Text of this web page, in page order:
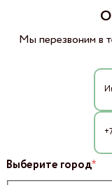
Мы перезвоним в
Выберите город*